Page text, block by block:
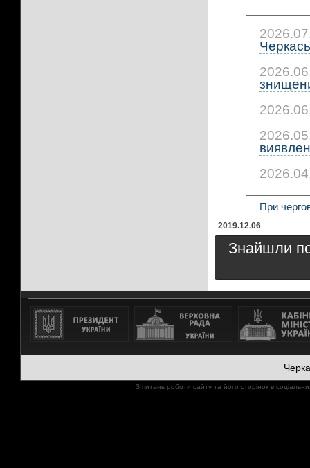
2019.12.06
При
Знайшли
З питань роботи сайту та його сторінок в